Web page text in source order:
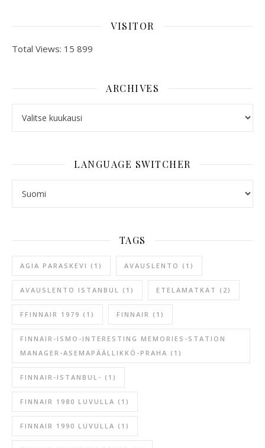
VISITOR
Total Views: 15 899
ARCHIVES
LANGUAGE SWITCHER
TAGS
AGIA PARASKEVI (1) AVAUSLENTO (1)
AVAUSLENTO ISTANBUL (1) ETELAMATKAT (2)
FFINNAIR 1979 (1) FINNAIR (1)
FINNAIR-ISMO-INTERESTING MEMORIES-STATION
MANAGER-ASEMAPÄÄLLIKKÖ-PRAHA (1)
FINNAIR-ISTANBUL- (1)
FINNAIR 1980 LUVULLA (1)
FINNAIR 1990 LUVULLA (1)